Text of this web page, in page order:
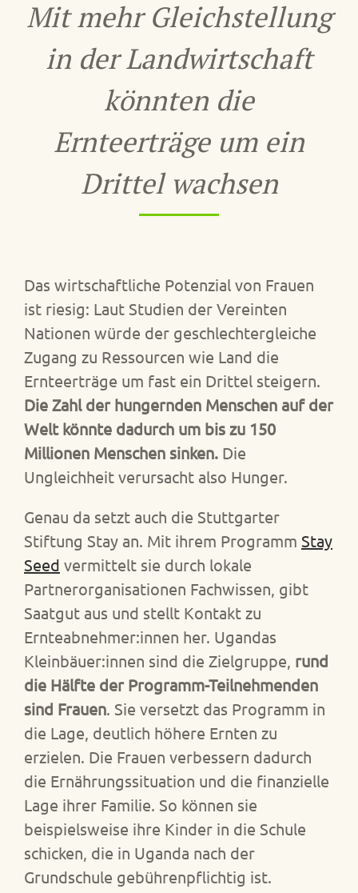
Mit mehr Gleichstellung
in der Landwirtschaft
könnten die
Ernteerträge um ein
Drittel wachsen
Das wirtschaftliche Potenzial von Frauen
ist riesig: Laut Studien der Vereinten
Nationen würde der geschlechtergleiche
Zugang zu Ressourcen wie Land die
Ernteerträge um fast ein Drittel steigern.
Die Zahl der hungernden Menschen auf der
Welt könnte dadurch um bis zu 150
Millionen Menschen sinken. Die
Ungleichheit verursacht also Hunger.
Genau da setzt auch die Stuttgarter
Stiftung Stay an. Mit ihrem Programm Stay
Seed vermittelt sie durch lokale
Partnerorganisationen Fachwissen, gibt
Saatgut aus und stellt Kontakt zu
Ernteabnehmer:innen her. Ugandas
Kleinbäuer:innen sind die Zielgruppe, rund
die Hälfte der Programm-Teilnehmenden
sind Frauen. Sie versetzt das Programm in
die Lage, deutlich höhere Ernten zu
erzielen. Die Frauen verbessern dadurch
die Ernährungssituation und die finanzielle
Lage ihrer Familie. So können sie
beispielsweise ihre Kinder in die Schule
schicken, die in Uganda nach der
Grundschule gebührenpflichtig ist.